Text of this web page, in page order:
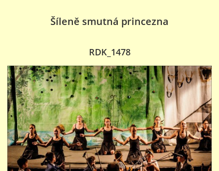
O ŠKOLE
PRO RODIČE
TALENTOVÉ ZKOUŠKY
STUDIJNÍ OBORY
Šíleně smutná princezna
RDK_1478